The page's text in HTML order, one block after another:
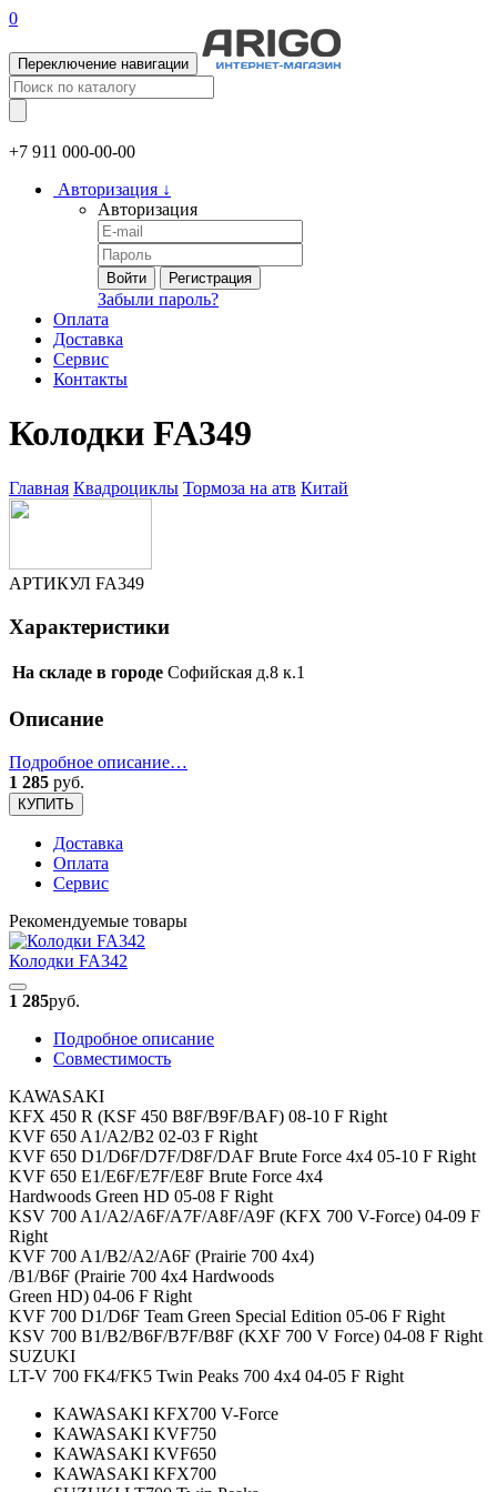
0
Переключение навигации
+7 911 000-00-00
Авторизация ↓
Авторизация
Войти Регистрация
Забыли пароль?
Оплата
Доставка
Сервис
Контакты
Колодки FA349
Главная Квадроциклы Тормоза на атв Китай
АРТИКУЛ FA349
Характеристики
На складе в городе Софийская д.8 к.1
Описание
Подробное описание…
1 285 руб.
КУПИТЬ
Доставка
Оплата
Сервис
Рекомендуемые товары
Колодки FA342
1 285руб.
Подробное описание
Совместимость
KAWASAKI
KFX 450 R (KSF 450 B8F/B9F/BAF) 08-10 F Right
KVF 650 A1/A2/B2 02-03 F Right
KVF 650 D1/D6F/D7F/D8F/DAF Brute Force 4x4 05-10 F Right
KVF 650 E1/E6F/E7F/E8F Brute Force 4x4
Hardwoods Green HD 05-08 F Right
KSV 700 A1/A2/A6F/A7F/A8F/A9F (KFX 700 V-Force) 04-09 F
Right
KVF 700 A1/B2/A2/A6F (Prairie 700 4x4)
/B1/B6F (Prairie 700 4x4 Hardwoods
Green HD) 04-06 F Right
KVF 700 D1/D6F Team Green Special Edition 05-06 F Right
KSV 700 B1/B2/B6F/B7F/B8F (KXF 700 V Force) 04-08 F Right
SUZUKI
LT-V 700 FK4/FK5 Twin Peaks 700 4x4 04-05 F Right
KAWASAKI KFX700 V-Force
KAWASAKI KVF750
KAWASAKI KVF650
KAWASAKI KFX700